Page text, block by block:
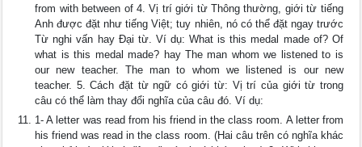
from with between of 4. Vị trí giới từ Thông thường, giới từ tiếng
Anh được đặt như tiếng Việt; tuy nhiên, nó có thể đặt ngay trước
Từ nghi vấn hay Đại từ. Ví dụ: What is this medal made of? Of
what is this medal made? hay The man whom we listened to is
our new teacher. The man to whom we listened is our new
teacher. 5. Cách đặt từ ngữ có giới từ: Vị trí của giới từ trong
câu có thể làm thay đổi nghĩa của câu đó. Ví dụ:
1- A letter was read from his friend in the class room. A letter from
his friend was read in the class room. (Hai câu trên có nghĩa khác